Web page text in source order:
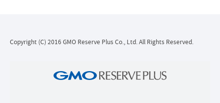
Copyright (C) 2016 GMO Reserve Plus Co., Ltd. All Rights Reserved.